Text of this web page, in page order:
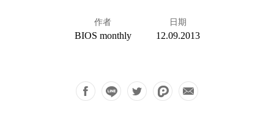
作者
BIOS monthly
日期
12.09.2013